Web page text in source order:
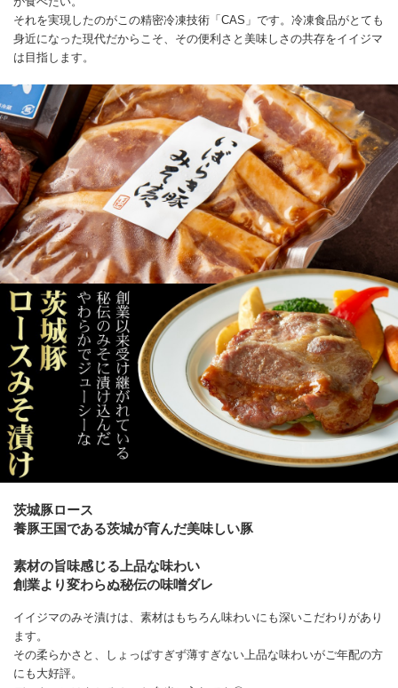
それを実現したのがこの精密冷凍技術「CAS」です。冷凍食品がとても
身近になった現代だからこそ、その便利さと美味しさの共存をイイジマ
は目指します。
茨城豚ロース
養豚王国である茨城が育んだ美味しい豚
素材の旨味感じる上品な味わい
創業より変わらぬ秘伝の味噌ダレ
イイジマのみそ漬けは、素材はもちろん味わいにも深いこだわりがあり
ます。
その柔らかさと、しょっぱすぎず薄すぎない上品な味わいがご年配の方
にも大好評。